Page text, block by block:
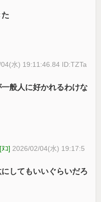
水) 19:11:46.84 ID:TZTa
般人に好かれるわけな
ｺ] 2026/02/04(水) 19:17:5
してもいいぐらいだろ